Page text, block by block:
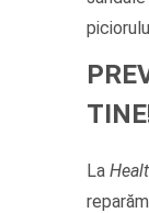
La